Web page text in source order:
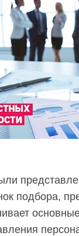
подбора,